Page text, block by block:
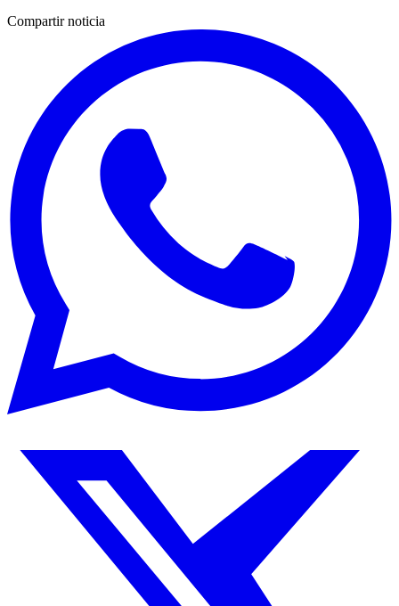
Compartir noticia